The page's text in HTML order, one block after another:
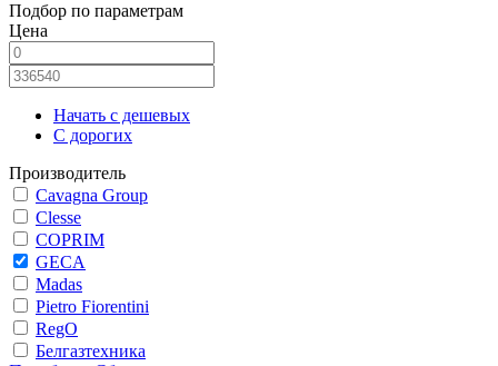
Подбор по параметрам
Цена
Начать с дешевых
С дорогих
Производитель
Cavagna Group
Clesse
COPRIM
GECA
Madas
Pietro Fiorentini
RegO
Белгазтехника